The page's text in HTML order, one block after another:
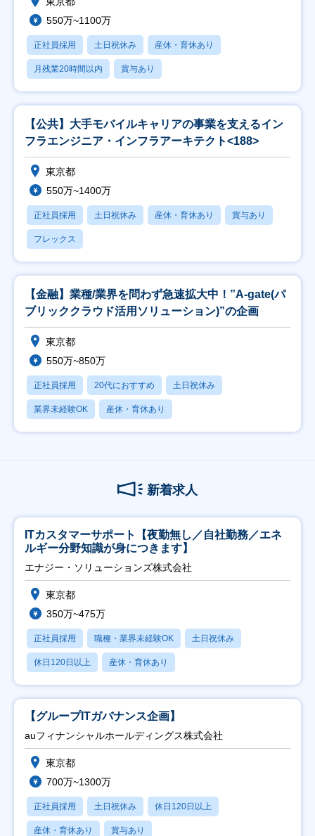
550万~1100万
正社員採用 土日祝休み 産休・育休あり
月残業20時間以内 賞与あり
【公共】大手モバイルキャリアの事業を支えるイン
フラエンジニア・インフラアーキテクト<188>
東京都
550万~1400万
正社員採用 土日祝休み 産休・育休あり 賞与あり
フレックス
【金融】業種/業界を問わず急速拡大中！”A-gate(パ
ブリッククラウド活用ソリューション)”の企画
東京都
550万~850万
正社員採用 20代におすすめ 土日祝休み
業界未経験OK 産休・育休あり
新着求人
ITカスタマーサポート【夜勤無し／自社勤務／エネ
ルギー分野知識が身につきます】
エナジー・ソリューションズ株式会社
東京都
350万~475万
正社員採用 職種・業界未経験OK 土日祝休み
休日120日以上 産休・育休あり
【グループITガバナンス企画】
auフィナンシャルホールディングス株式会社
東京都
700万~1300万
正社員採用 土日祝休み 休日120日以上
産休・育休あり 賞与あり